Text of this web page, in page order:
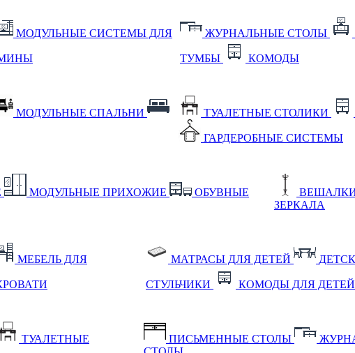
МОДУЛЬНЫЕ СИСТЕМЫ ДЛЯ ЖУРНАЛЬНЫЕ СТОЛЫ
ТУМБЫ КОМОДЫ
МОДУЛЬНЫЕ СПАЛЬНИ ТУАЛЕТНЫЕ СТОЛИКИ
ГАРДЕРОБНЫЕ СИСТЕМЫ
МОДУЛЬНЫЕ ПРИХОЖИЕ
ОБУВНЫЕ
ЗЕРКАЛА
МЕБЕЛЬ ДЛЯ МАТРАСЫ ДЛЯ ДЕТЕЙ
СТУЛЬЧИКИ КОМОДЫ ДЛЯ ДЕТЕЙ
ТУАЛЕТНЫЕ
ПИСЬМЕННЫЕ СТОЛЫ